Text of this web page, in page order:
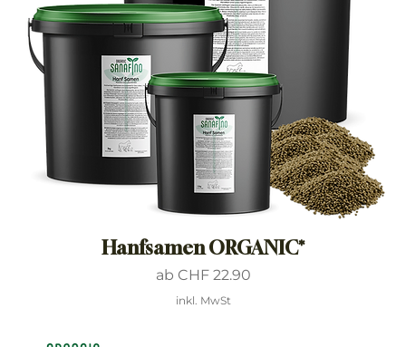
Hanfsamen ORGANIC*
ab CHF 22.90
Sale-Preis
inkl. MwSt